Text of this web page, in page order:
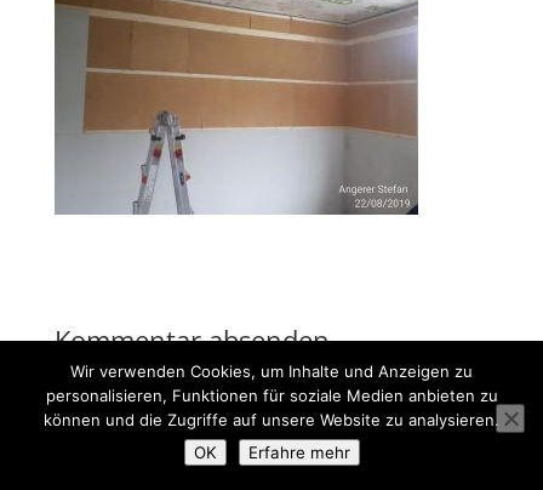
Kommentar absenden
Du musstangemeldetsein, um einen Kommentar
abzugeben.
Wir verwenden Cookies, um Inhalte und Anzeigen zu
personalisieren, Funktionen für soziale Medien anbieten zu
können und die Zugriffe auf unsere Website zu analysieren.
OK
Erfahre mehr